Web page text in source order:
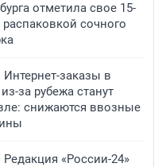
отметила свое 15-
распаковкой сочного
Интернет-заказы в
за рубежа станут
снижаются ввозные
Редакция «России-24»